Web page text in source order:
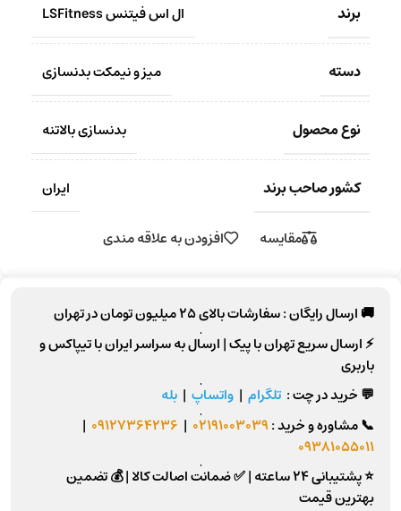
برند ال اس فیتنس LSFitness
دسته میز و نیمکت بدنسازی
نوع محصول بدنسازی بالاتنه
کشور صاحب برند ایران
مقایسه افزودن به علاقه مندی
🚚 ارسال رایگان :سفارشات بالای25 میلیون تومان
در تهران
⚡ارسال سریع تهرانبا پیک |ارسال به سراسر ایرانبا تیپاکس و
باربری
💬 خرید در چت : تلگرام | واتساپ | بله
📞مشاوره و خرید :02191003039
|
09127364236
|
09381055011
⭐ پشتیبانی 24 ساعته
|✅ ضمانت اصالت کالا|💰 تضمین
بهترین قیمت